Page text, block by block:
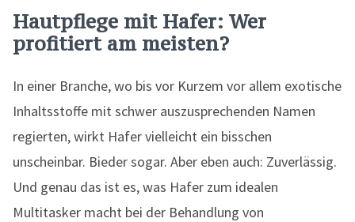
Hautpflege mit Hafer: Wer
profitiert am meisten?
In einer Branche, wo bis vor Kurzem vor allem exotische
Inhaltsstoffe mit schwer auszusprechenden Namen
regierten, wirkt Hafer vielleicht ein bisschen
unscheinbar. Bieder sogar. Aber eben auch: Zuverlässig.
Und genau das ist es, was Hafer zum idealen
Multitasker macht bei der Behandlung von